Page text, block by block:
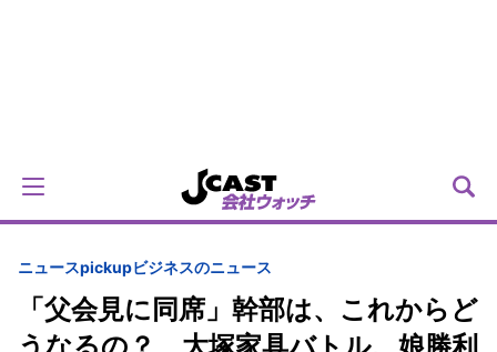
ニュースpickupビジネスのニュース
「父会見に同席」幹部は、これからど